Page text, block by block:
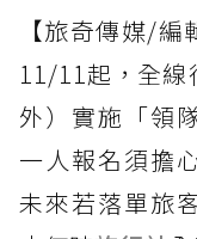
【旅奇傳媒/
11/11起，全線
外）實施「領
一人報名須擔
未來若落單旅